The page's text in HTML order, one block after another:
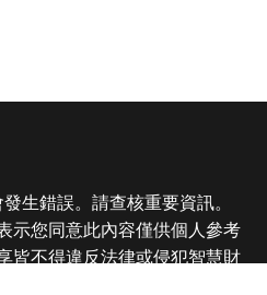
生錯誤。請查核重要資訊。
示您同意此內容僅供個人參考
皆不得違反法律或侵犯智慧財